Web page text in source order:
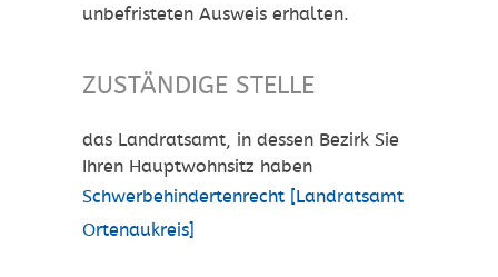
unbefristeten Ausweis erhalten.
ZUSTÄNDIGE STELLE
das Landratsamt, in dessen Bezirk Sie
Ihren Hauptwohnsitz haben
Schwerbehindertenrecht [Landratsamt
Ortenaukreis]